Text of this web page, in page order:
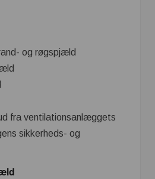
og røgspjæld
fra ventilationsanlæggets
sikkerheds- og